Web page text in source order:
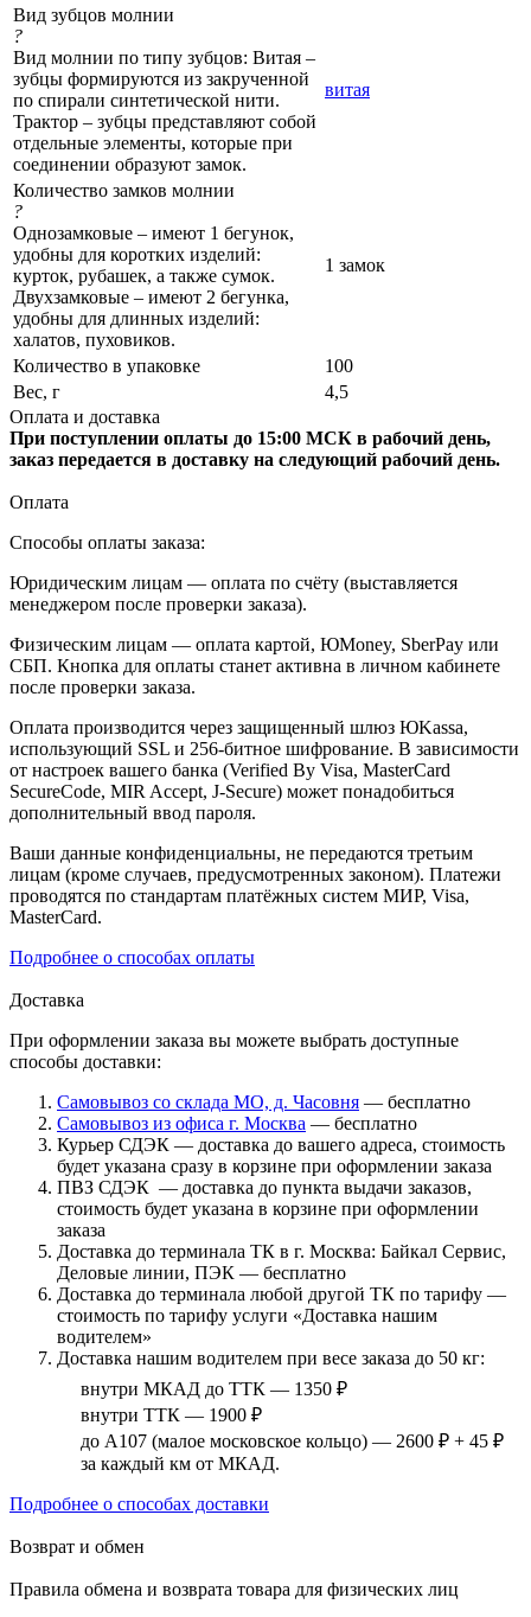
Вид зубцов молнии
?
Вид молнии по типу зубцов: Витая –
зубцы формируются из закрученной
по спирали синтетической нити.
Трактор – зубцы представляют собой
отдельные элементы, которые при
соединении образуют замок.
витая
Количество замков молнии
?
Однозамковые – имеют 1 бегунок,
удобны для коротких изделий:
курток, рубашек, а также сумок.
Двухзамковые – имеют 2 бегунка,
удобны для длинных изделий:
халатов, пуховиков.
1 замок
Количество в упаковке
100
Вес, г
4,5
Оплата и доставка
При поступлении оплаты до 15:00 МСК в рабочий день,
заказ передается в доставку на следующий рабочий день.
Оплата
Способы оплаты заказа:
Юридическим лицам — оплата по счёту (выставляется
менеджером после проверки заказа).
Физическим лицам — оплата картой, ЮMoney, SberPay или
СБП. Кнопка для оплаты станет активна в личном кабинете
после проверки заказа.
Оплата производится через защищенный шлюз ЮKassa,
использующий SSL и 256-битное шифрование. В зависимости
от настроек вашего банка (Verified By Visa, MasterCard
SecureCode, MIR Accept, J-Secure) может понадобиться
дополнительный ввод пароля.
Ваши данные конфиденциальны, не передаются третьим
лицам (кроме случаев, предусмотренных законом). Платежи
проводятся по стандартам платёжных систем МИР, Visa,
MasterCard.
Подробнее о способах оплаты
Доставка
При оформлении заказа вы можете выбрать доступные
способы доставки:
Самовывоз со склада МО, д. Часовня — бесплатно
Самовывоз из офиса г. Москва — бесплатно
Курьер СДЭК — доставка до вашего адреса, стоимость
будет указана сразу в корзине при оформлении заказа
ПВЗ СДЭК — доставка до пункта выдачи заказов,
стоимость будет указана в корзине при оформлении
заказа
Доставка до терминала ТК в г. Москва: Байкал Сервис,
Деловые линии, ПЭК — бесплатно
Доставка до терминала любой другой ТК по тарифу —
стоимость по тарифу услуги «Доставка нашим
водителем»
Доставка нашим водителем при весе заказа до 50 кг:
внутри МКАД до ТТК — 1350 ₽
внутри ТТК — 1900 ₽
до А107 (малое московское кольцо) — 2600 ₽ + 45 ₽
за каждый км от МКАД.
Подробнее о способах доставки
Возврат и обмен
Правила обмена и возврата товара для физических лиц